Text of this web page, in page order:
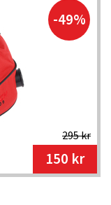
-49%
295 kr
150 kr